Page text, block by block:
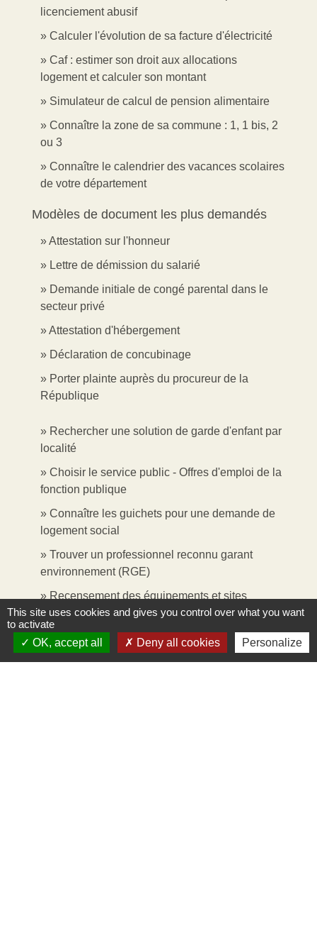
licenciement abusif
Calculer l'évolution de sa facture d'électricité
Caf : estimer son droit aux allocations
logement et calculer son montant
Simulateur de calcul de pension alimentaire
Connaître la zone de sa commune : 1, 1 bis, 2
ou 3
Connaître le calendrier des vacances scolaires
de votre département
Modèles de document les plus demandés
Attestation sur l'honneur
Lettre de démission du salarié
Demande initiale de congé parental dans le
secteur privé
Attestation d'hébergement
Déclaration de concubinage
Porter plainte auprès du procureur de la
République
Rechercher une solution de garde d'enfant par
localité
Choisir le service public - Offres d'emploi de la
fonction publique
Connaître les guichets pour une demande de
logement social
Trouver un professionnel reconnu garant
environnement (RGE)
Recensement des équipements et sites
sportifs
Rechercher une convention collective
This site uses cookies and gives you control over what you want
to activate
OK, accept all
Deny all cookies Personalize